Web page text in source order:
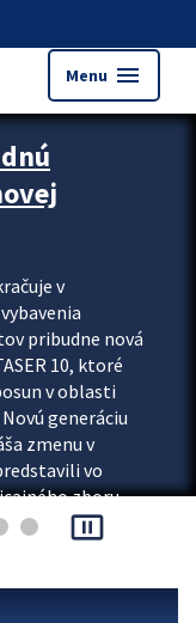
Menu menu
v
pribudne nová
10, ktoré
v oblasti
generáciu
zmenu v
vo
zboru
pause_presentation